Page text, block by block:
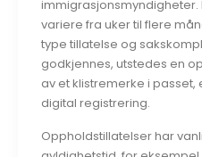
immigrasjonsmyndigheter.
variere fra uker til flere
type tillatelse og
godkjennes, utstedes en
av et klistremerke i
digital registrering.
Oppholdstillatelser har